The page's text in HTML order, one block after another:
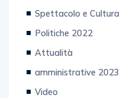
Spettacolo e Cultura
Politiche 2022
Attualità
amministrative 2023
Video